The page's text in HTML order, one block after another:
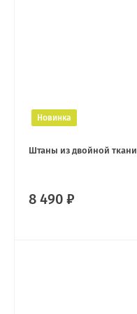
Новинка
Штаны из двойной ткани
8 490 ₽